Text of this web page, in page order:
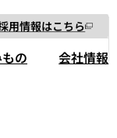
用情報はこちら
の 会社情報